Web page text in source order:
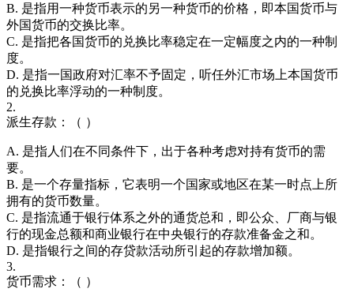
B. 是指用一种货币表示的另一种货币的价格，即本国货币与
外国货币的交换比率。
C. 是指把各国货币的兑换比率稳定在一定幅度之内的一种制
度。
D. 是指一国政府对汇率不予固定，听任外汇市场上本国货币
的兑换比率浮动的一种制度。
2.
派生存款：（ ）
A. 是指人们在不同条件下，出于各种考虑对持有货币的需
要。
B. 是一个存量指标，它表明一个国家或地区在某一时点上所
拥有的货币数量。
C. 是指流通于银行体系之外的通货总和，即公众、厂商与银
行的现金总额和商业银行在中央银行的存款准备金之和。
D. 是指银行之间的存贷款活动所引起的存款增加额。
3.
货币需求：（ ）